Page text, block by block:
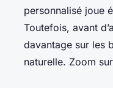
personnalisé joue
Toutefois, avant
davantage sur les
naturelle. Zoom